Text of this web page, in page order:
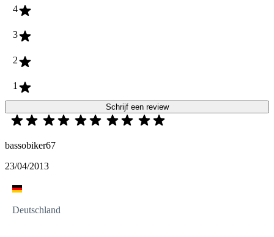
4
3
2
1
Schrijf een review
bassobiker67
23/04/2013
Deutschland